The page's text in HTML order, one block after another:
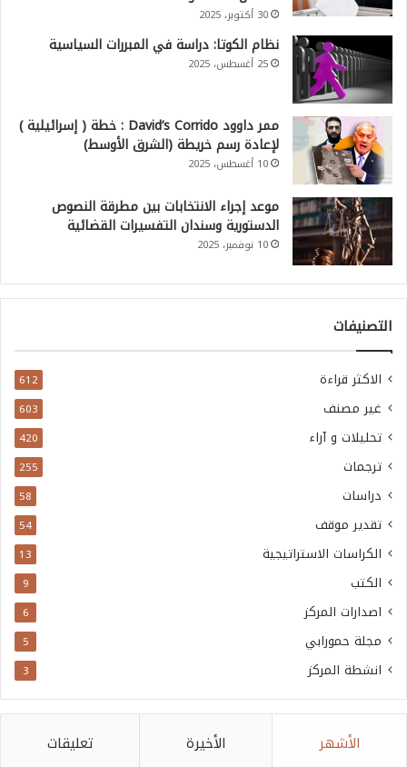
30 أكتوبر، 2025
نظام الكوتا: دراسة في المبررات السياسية
25 أغسطس، 2025
ممر داوود David’s Corrido : خطة ( إسرائيلية )
لإعادة رسم خريطة (الشرق الأوسط)
10 أغسطس، 2025
موعد إجراء الانتخابات بين مطرقة النصوص
الدستورية وسندان التفسيرات القضائية
10 نوفمبر، 2025
التصنيفات
الاكثر قراءة 612
غير مصنف 603
تحليلات و آراء 420
ترجمات 255
دراسات 58
تقدير موقف 54
الكراسات الاستراتيجية 13
الكتب 9
اصدارات المركز 6
مجلة حمورابي 5
انشطة المركز 3
الأشهر الأخيرة تعليقات